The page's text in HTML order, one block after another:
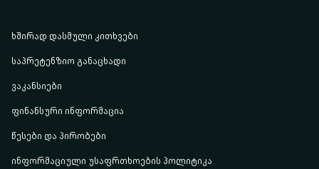
ხშირად დასმული კითხვები
საპრეტენზიო განაცხადი
ვაკანსიები
ფინანსური ინფორმაცია
წესები და პირობები
ინფორმაციული უსაფრთხოების პოლიტიკა